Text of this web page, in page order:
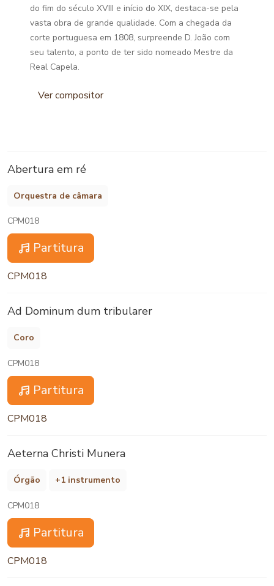
do fim do século XVIII e início do XIX, destaca-se pela
vasta obra de grande qualidade. Com a chegada da
corte portuguesa em 1808, surpreende D. João com
seu talento, a ponto de ter sido nomeado Mestre da
Real Capela.
Ver compositor
Abertura em ré
Orquestra de câmara
CPM018
Partitura
CPM018
Ad Dominum dum tribularer
Coro
CPM018
Partitura
CPM018
Aeterna Christi Munera
Órgão +1 instrumento
CPM018
Partitura
CPM018